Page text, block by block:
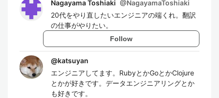
Nagayama Toshiaki @NagayamaToshiaki
20代をやり直したいエンジニアの端くれ。翻訳
の仕事がやりたい。
Follow
@katsuyan
エンジニアしてます。RubyとかGoとかClojure
とかが好きです。データエンジニアリングとか
も好きです。